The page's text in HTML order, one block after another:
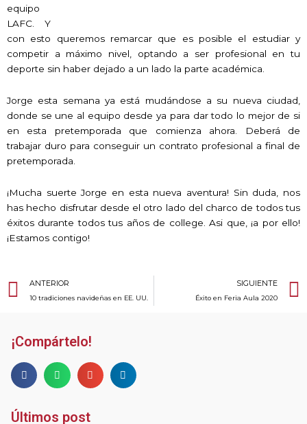
equipo
LAFC. Y
con esto queremos remarcar que es posible el estudiar y
competir a máximo nivel, optando a ser profesional en tu
deporte sin haber dejado a un lado la parte académica.
Jorge esta semana ya está mudándose a su nueva ciudad,
donde se une al equipo desde ya para dar todo lo mejor de si
en esta pretemporada que comienza ahora. Deberá de
trabajar duro para conseguir un contrato profesional a final de
pretemporada.
¡Mucha suerte Jorge en esta nueva aventura! Sin duda, nos
has hecho disfrutar desde el otro lado del charco de todos tus
éxitos durante todos tus años de college. Asi que, ¡a por ello!
¡Estamos contigo!
Ant
ANTERIOR
10 tradiciones navideñas en EE. UU.
SIGUIENTE
Éxito en Feria Aula 2020
¡Compártelo!
Últimos post